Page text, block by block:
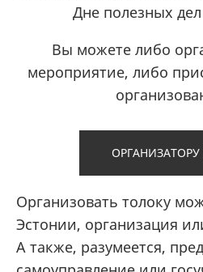
Дне полезных
Вы можете либо
мероприятие, либо
Организовать толоку
Эстонии, организация
А также, разумеется,